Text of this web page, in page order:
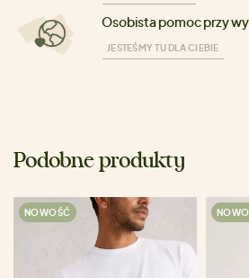
Osobista pomoc przy
JESTEŚMY TU DLA CIEBIE
Podobne produkty
NOWOŚĆ